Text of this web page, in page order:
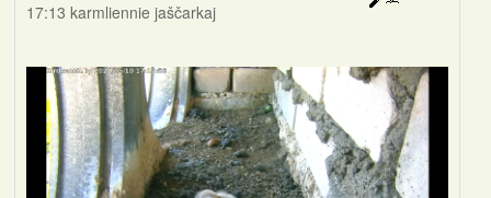
17:13 karmliennie jaščarkaj